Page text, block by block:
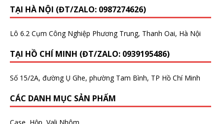
TẠI HÀ NỘI (ĐT/ZALO: 0987274626)
Lô 6.2 Cụm Công Nghiệp Phương Trung, Thanh Oai, Hà Nội
TẠI HỒ CHÍ MINH (ĐT/ZALO: 0939195486)
Số 15/2A, đường Ụ Ghe, phường Tam Bình, TP Hồ Chí Minh
CÁC DANH MỤC SẢN PHẨM